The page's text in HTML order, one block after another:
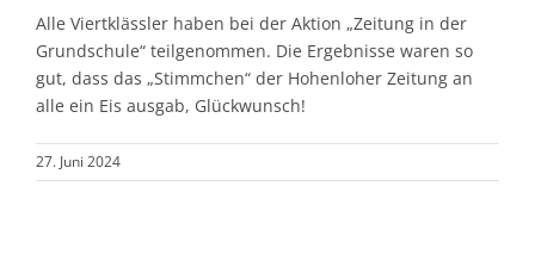
Alle Viertklässler haben bei der Aktion „Zeitung in der
Grundschule“ teilgenommen. Die Ergebnisse waren so
gut, dass das „Stimmchen“ der Hohenloher Zeitung an
alle ein Eis ausgab, Glückwunsch!
27. Juni 2024